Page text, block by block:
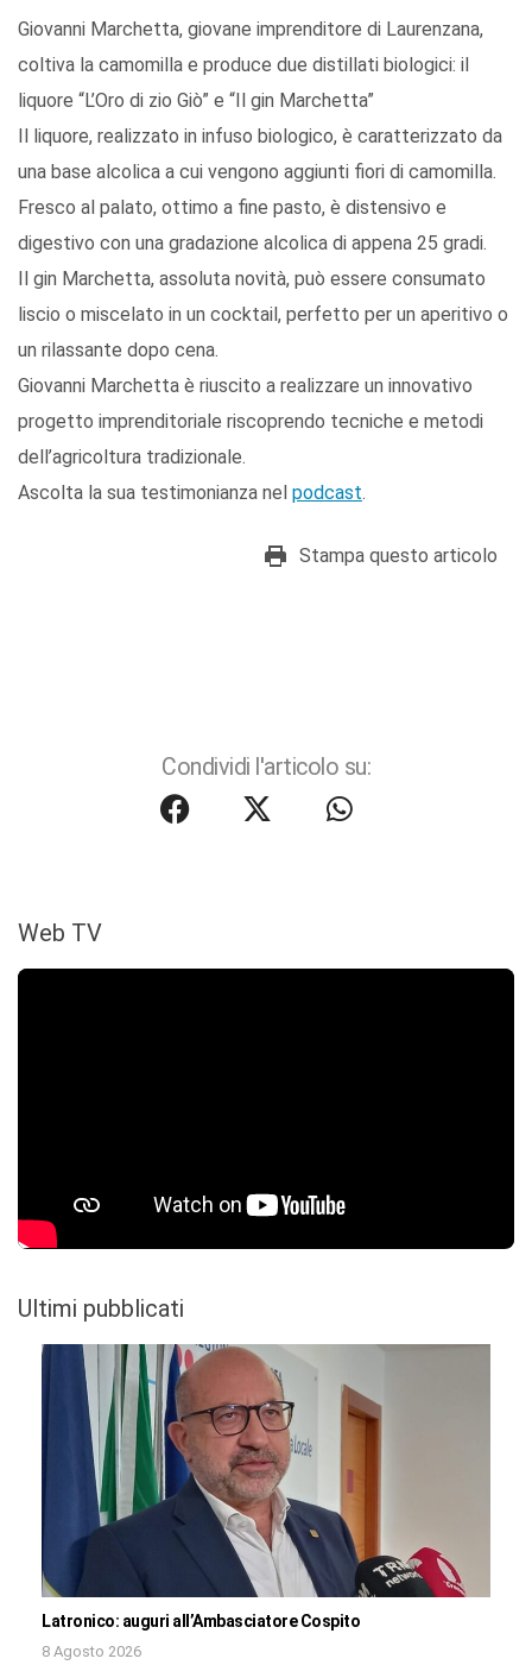
Giovanni Marchetta, giovane imprenditore di Laurenzana,
coltiva la camomilla e produce due distillati biologici: il
liquore “L’Oro di zio Giò” e “Il gin Marchetta”
Il liquore, realizzato in infuso biologico, è caratterizzato da
una base alcolica a cui vengono aggiunti fiori di camomilla.
Fresco al palato, ottimo a fine pasto, è distensivo e
digestivo con una gradazione alcolica di appena 25 gradi.
Il gin Marchetta, assoluta novità, può essere consumato
liscio o miscelato in un cocktail, perfetto per un aperitivo o
un rilassante dopo cena.
Giovanni Marchetta è riuscito a realizzare un innovativo
progetto imprenditoriale riscoprendo tecniche e metodi
dell’agricoltura tradizionale.
Ascolta la sua testimonianza nel podcast.
Stampa questo articolo
Condividi l'articolo su:
Web TV
Ultimi pubblicati
Latronico: auguri all’Ambasciatore Cospito
8 Agosto 2026